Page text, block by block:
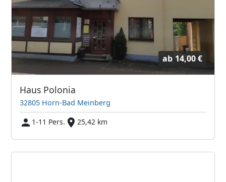
ab 14,00 €
Haus Polonia
32805 Horn-Bad Meinberg
1-11 Pers.
25,42 km